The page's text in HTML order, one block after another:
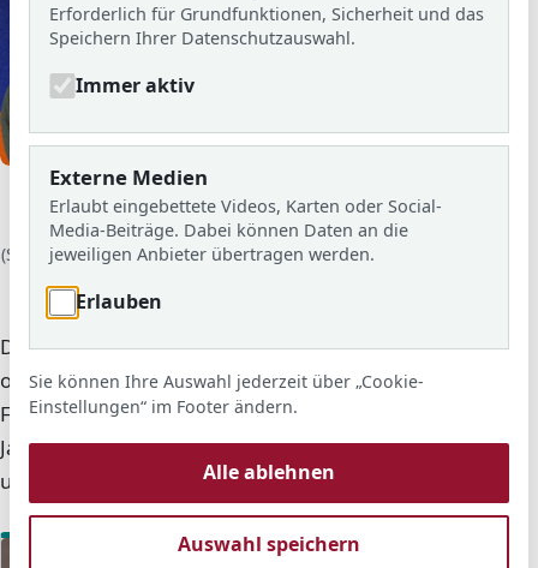
© ARS
Unsere Schulleitung von links: Herr Strasser (Leiter der
Förderstufe und der gymnasialen Eingangsklassen), Herr
Obst (Leiter des Hauptschulzweigs), Frau Jäger
(Stellvertretende Schulleiterin), Herr Becker (Schulleiter), Frau
(Leiterin des gymnasialen Zweigs)
Die Schulleitung koordiniert die pädagogische und
organisatorische Arbeit der Adolf-Reichwein-Schule.
Für die verschiedenen Schulzweige und
Jahrgangsstufen gibt es feste Ansprechpartnerinnen
und Ansprechpartner.
Erforderlich für Grundfunktionen, Sicherheit und das
Speichern Ihrer Datenschutzauswahl.
Immer aktiv
Externe Medien
Erlaubt eingebettete Videos, Karten oder Social-
Media-Beiträge. Dabei können Daten an die
jeweiligen Anbieter übertragen werden.
Erlauben
Sie können Ihre Auswahl jederzeit über „Cookie-
Einstellungen“ im Footer ändern.
Alle ablehnen
Auswahl speichern